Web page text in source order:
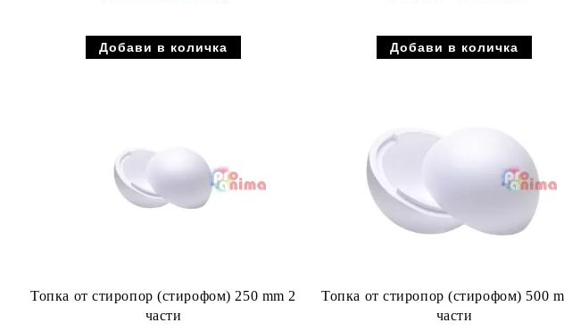
Топка от стиропор (стирофом) 250 mm 2
части
Топка от стиропор (стирофом) 500
части